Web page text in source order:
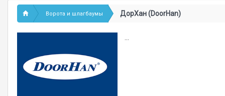
Ворота и шлагбаумы ДорХан (DoorHan)